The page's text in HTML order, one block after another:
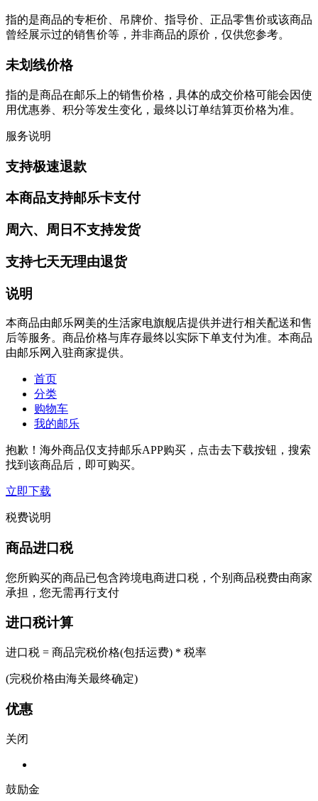
指的是商品的专柜价、吊牌价、指导价、正品零售价或该商品
曾经展示过的销售价等，并非商品的原价，仅供您参考。
未划线价格
指的是商品在邮乐上的销售价格，具体的成交价格可能会因使
用优惠券、积分等发生变化，最终以订单结算页价格为准。
服务说明
支持极速退款
本商品支持邮乐卡支付
周六、周日不支持发货
支持七天无理由退货
说明
本商品由邮乐网美的生活家电旗舰店提供并进行相关配送和售
后等服务。商品价格与库存最终以实际下单支付为准。本商品
由邮乐网入驻商家提供。
首页
分类
购物车
我的邮乐
抱歉！海外商品仅支持邮乐APP购买，点击去下载按钮，搜索
找到该商品后，即可购买。
立即下载
税费说明
商品进口税
您所购买的商品已包含跨境电商进口税，个别商品税费由商家
承担，您无需再行支付
进口税计算
进口税 = 商品完税价格(包括运费) * 税率
(完税价格由海关最终确定)
优惠
关闭
鼓励金